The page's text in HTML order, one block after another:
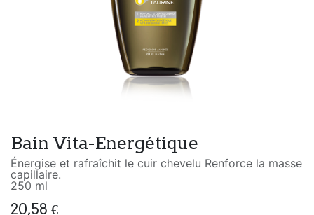
Bain Vita-Energétique
Énergise et rafraîchit le cuir chevelu Renforce la masse
capillaire.
250 ml
20,58 €